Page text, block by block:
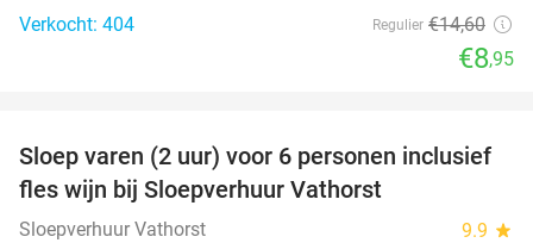
Verkocht: 404
Regulier €14,60
€8,95
41%
Sloep varen (2 uur) voor 6 personen inclusief
fles wijn bij Sloepverhuur Vathorst
Sloepverhuur Vathorst 9.9 star